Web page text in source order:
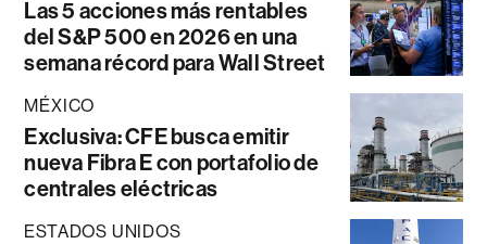
Las 5 acciones más rentables
del S&P 500 en 2026 en una
semana récord para Wall Street
MÉXICO
Exclusiva: CFE busca emitir
nueva Fibra E con portafolio de
centrales eléctricas
ESTADOS UNIDOS